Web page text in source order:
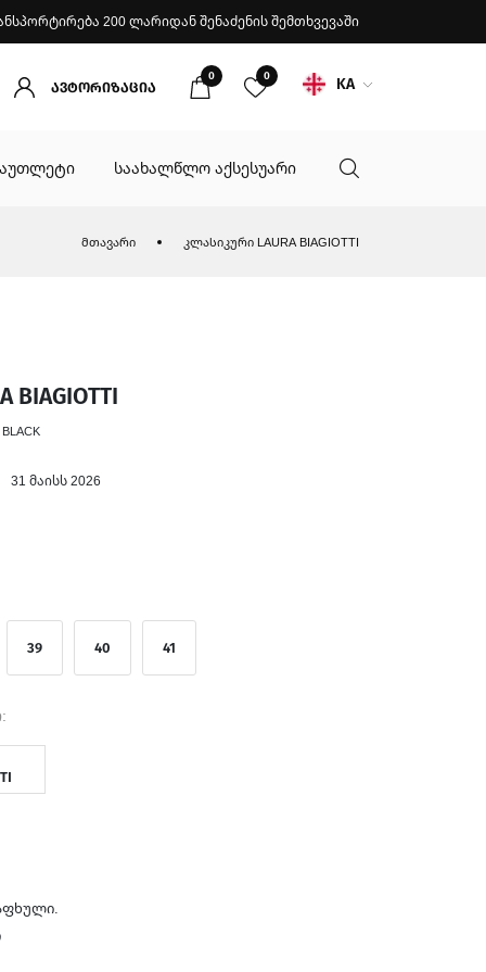
200 ლარიდან შენაძენის შემთხვევაში
ავტორიზაცია
0 0 KA
აუთლეტი საახალწლო აქსესუარი
მთავარი კლასიკური LAURA BIAGIOTTI
31 მაისს 2026
39 40 41